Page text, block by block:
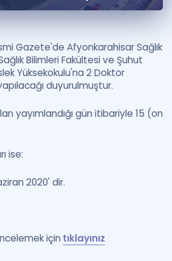
Gazete'de Afyonkarahisar Sağlık
Bilimleri Fakültesi ve Şuhut
Yüksekokulu'na 2 Doktor
duyurulmuştur.
yayımlandığı gün itibariyle 15 (on
ise:
2020' dir.
için tıklayınız